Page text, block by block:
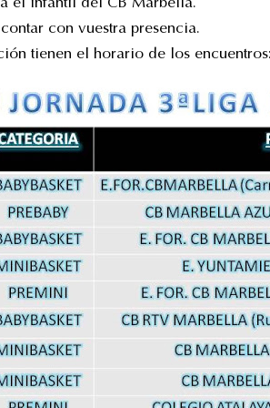
el infantil del CB Marbella.
contar con vuestra presencia.
tienen el horario de los